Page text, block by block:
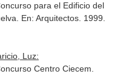
para el Edificio del
En: Arquitectos. 1999.
Luz:
Centro Ciecem.